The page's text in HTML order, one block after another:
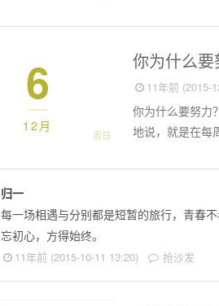
6
12月
周日
你为什么要
11年前 (2015-
你为什么要努力
地说，就是在每
归一
每一场相遇与分别都是短暂的旅行，青春不
忘初心，方得始终。
11年前 (2015-10-11 13:20) 抢沙发